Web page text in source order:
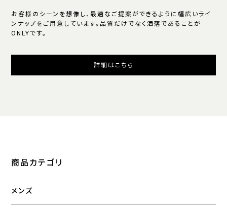
お客様のシーンを想像し、最適なご提案ができるように幅広いライ
ンナップをご用意しています。品質だけでなく洒落であることが
ONLYです。
詳細はこちら
商品カテゴリ
メンズ